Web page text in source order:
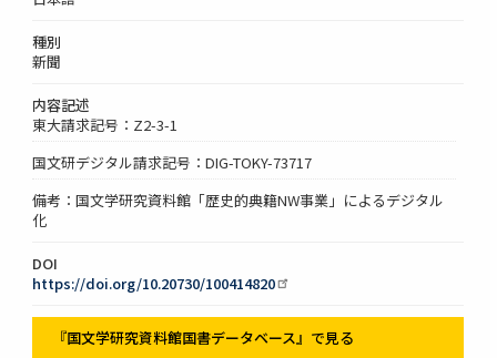
種別
新聞
内容記述
東大請求記号：Z2-3-1
国文研デジタル請求記号：DIG-TOKY-73717
備考：国文学研究資料館「歴史的典籍NW事業」によるデジタル
化
DOI
https://doi.org/10.20730/100414820
『国文学研究資料館国書データベース』で見る